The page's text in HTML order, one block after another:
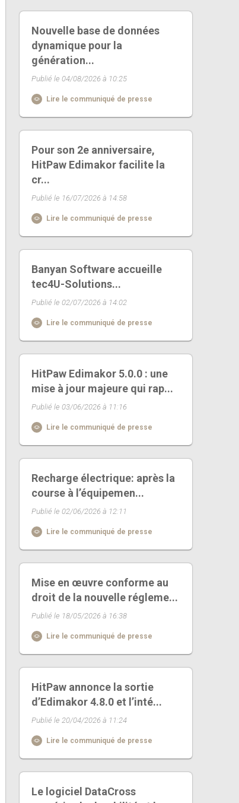
Nouvelle base de données
dynamique pour la
génération...
Publié le 04/08/2026 à 10:25
Lire le communiqué de presse
Pour son 2e anniversaire,
HitPaw Edimakor facilite la
cr...
Publié le 16/07/2026 à 14:58
Lire le communiqué de presse
Banyan Software accueille
tec4U-Solutions...
Publié le 02/07/2026 à 14:02
Lire le communiqué de presse
HitPaw Edimakor 5.0.0 : une
mise à jour majeure qui rap...
Publié le 03/06/2026 à 11:16
Lire le communiqué de presse
Recharge électrique: après la
course à l’équipemen...
Publié le 02/06/2026 à 12:11
Lire le communiqué de presse
Mise en œuvre conforme au
droit de la nouvelle régleme...
Publié le 18/05/2026 à 16:38
Lire le communiqué de presse
HitPaw annonce la sortie
d’Edimakor 4.8.0 et l’inté...
Publié le 20/04/2026 à 11:24
Lire le communiqué de presse
Le logiciel DataCross